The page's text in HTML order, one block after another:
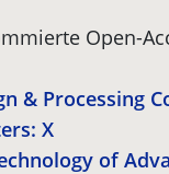
Open-
& Processing
X
of